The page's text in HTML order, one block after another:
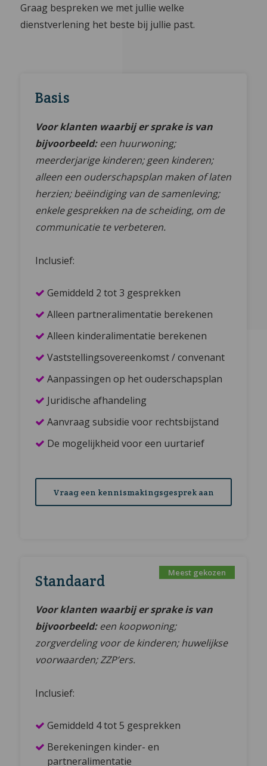
Graag bespreken we met jullie welke
dienstverlening het beste bij jullie past.
Basis
Voor klanten waarbij er sprake is van
bijvoorbeeld: een huurwoning;
meerderjarige kinderen; geen kinderen;
alleen een ouderschapsplan maken of laten
herzien; beëindiging van de samenleving;
enkele gesprekken na de scheiding, om de
communicatie te verbeteren.
Inclusief:
Gemiddeld 2 tot 3 gesprekken
Alleen partneralimentatie berekenen
Alleen kinderalimentatie berekenen
Vaststellingsovereenkomst / convenant
Aanpassingen op het ouderschapsplan
Juridische afhandeling
Aanvraag subsidie voor rechtsbijstand
De mogelijkheid voor een uurtarief
Vraag een kennismakingsgesprek aan
Standaard
Voor klanten waarbij er sprake is van
bijvoorbeeld: een koopwoning;
zorgverdeling voor de kinderen; huwelijkse
voorwaarden; ZZP’ers.
Inclusief:
Gemiddeld 4 tot 5 gesprekken
Berekeningen kinder- en
partneralimentatie